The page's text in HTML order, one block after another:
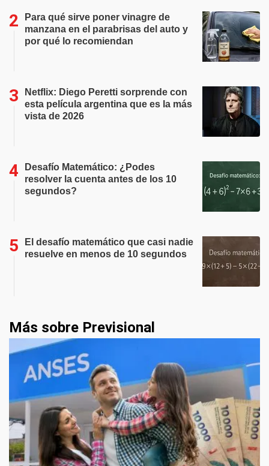
Para qué sirve poner vinagre de
manzana en el parabrisas del auto y
por qué lo recomiendan
Netflix: Diego Peretti sorprende con
esta película argentina que es la más
vista de 2026
Desafío Matemático: ¿Podes
resolver la cuenta antes de los 10
segundos?
El desafío matemático que casi nadie
resuelve en menos de 10 segundos
Más sobre Previsional